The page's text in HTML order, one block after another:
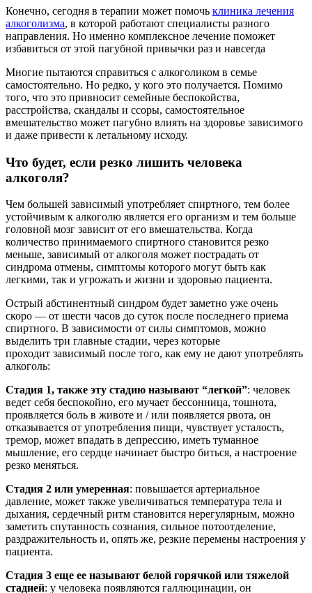
Конечно, сегодня в терапии может помочь клиника лечения
алкоголизма, в которой работают специалисты разного
направления. Но именно комплексное лечение поможет
избавиться от этой пагубной привычки раз и навсегда
Многие пытаются справиться с алкоголиком в семье
самостоятельно. Но редко, у кого это получается. Помимо
того, что это привносит семейные беспокойства,
расстройства, скандалы и ссоры, самостоятельное
вмешательство может пагубно влиять на здоровье зависимого
и даже привести к летальному исходу.
Что будет, если резко лишить человека
алкоголя?
Чем большей зависимый употребляет спиртного, тем более
устойчивым к алкоголю является его организм и тем больше
головной мозг зависит от его вмешательства. Когда
количество принимаемого спиртного становится резко
меньше, зависимый от алкоголя может пострадать от
синдрома отмены, симптомы которого могут быть как
легкими, так и угрожать и жизни и здоровью пациента.
Острый абстинентный синдром будет заметно уже очень
скоро — от шести часов до суток после последнего приема
спиртного. В зависимости от силы симптомов, можно
выделить три главные стадии, через которые
проходит зависимый после того, как ему не дают употреблять
алкоголь:
Стадия 1, также эту стадию называют “легкой”: человек
ведет себя беспокойно, его мучает бессонница, тошнота,
проявляется боль в животе и / или появляется рвота, он
отказывается от употребления пищи, чувствует усталость,
тремор, может впадать в депрессию, иметь туманное
мышление, его сердце начинает быстро биться, а настроение
резко меняться.
Стадия 2 или умеренная: повышается артериальное
давление, может также увеличиваться температура тела и
дыхания, сердечный ритм становится нерегулярным, можно
заметить спутанность сознания, сильное потоотделение,
раздражительность и, опять же, резкие перемены настроения у
пациента.
Стадия 3 еще ее называют белой горячкой или тяжелой
стадией: у человека появляются галлюцинации, он